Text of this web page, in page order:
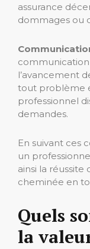
assurance
dommages ou
l’avancement
tout problème
professionnel
demandes.
En suivant ces
un
ainsi la réussite
cheminée en
Quels
la